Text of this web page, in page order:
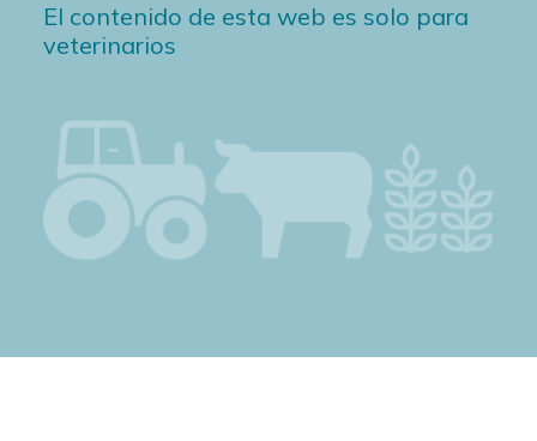
El contenido de esta web es solo para
veterinarios